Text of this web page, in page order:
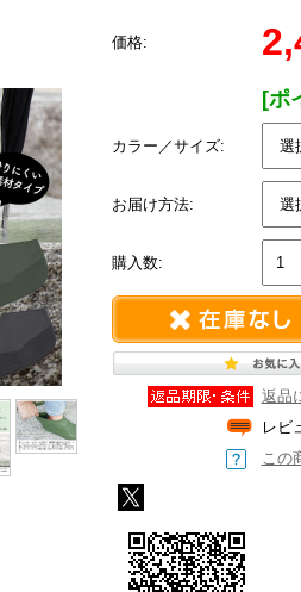
価格:
[ポ
カラー／サイズ:
お届け方法:
購入数:
返品
レビ
この